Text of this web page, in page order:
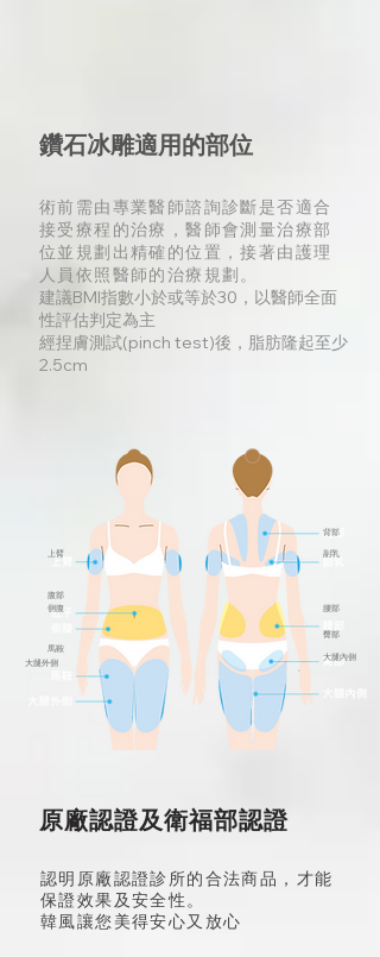
鑽石冰雕適用的部位
術前需由專業醫師諮詢診斷是否適合
接受療程的治療，醫師會測量治療部
位並規劃出精確的位置，接著由護理
人員依照醫師的治療規劃。
建議BMI指數小於或等於30，以醫師全面
性評估判定為主
經捏膚測試(pinch test)後，脂肪隆起至少
2.5cm
背部
副乳
腰部
臀部
大腿內側
上臂
腹部
側腹
大腿外側
馬鞍
​原廠認證及衛福部認證
認明原廠認證診所的合法商品，才能
保證效果及安全性。
韓風讓您美得安心又放心